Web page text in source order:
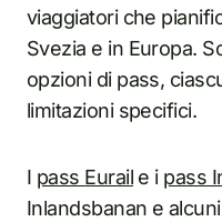
viaggiatori che
Svezia e in Europa.
opzioni di pass,
limitazioni specifici.
I pass Euraile i pass
Inlandsbanan e